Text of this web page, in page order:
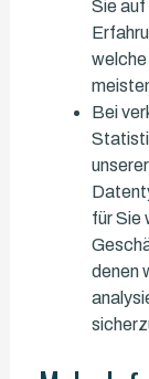
Sie auf
Bei
für Sie
denen